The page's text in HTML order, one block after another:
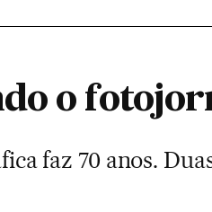
o
faz 70 anos.